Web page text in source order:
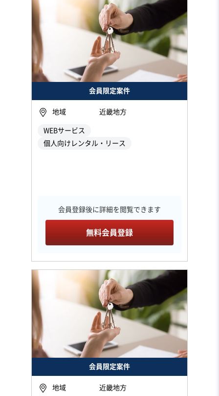
会員限定案件
地域 近畿地方
WEBサービス
個人向けレンタル・リース
会員登録後に詳細を閲覧できます
無料会員登録
会員限定案件
地域 近畿地方